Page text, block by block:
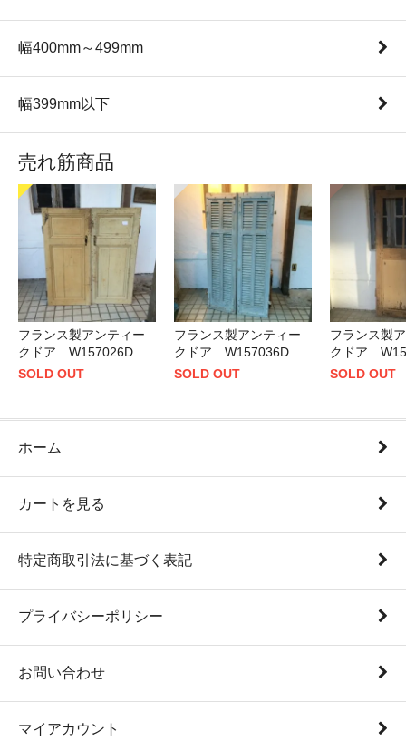
幅400mm～499mm
幅399mm以下
売れ筋商品
フランス製アンティー
クドア W157026D
SOLD OUT
フランス製アンティー
クドア W157036D
SOLD OUT
フランス製
クドア
SOLD OUT
ホーム
カートを見る
特定商取引法に基づく表記
プライバシーポリシー
お問い合わせ
マイアカウント